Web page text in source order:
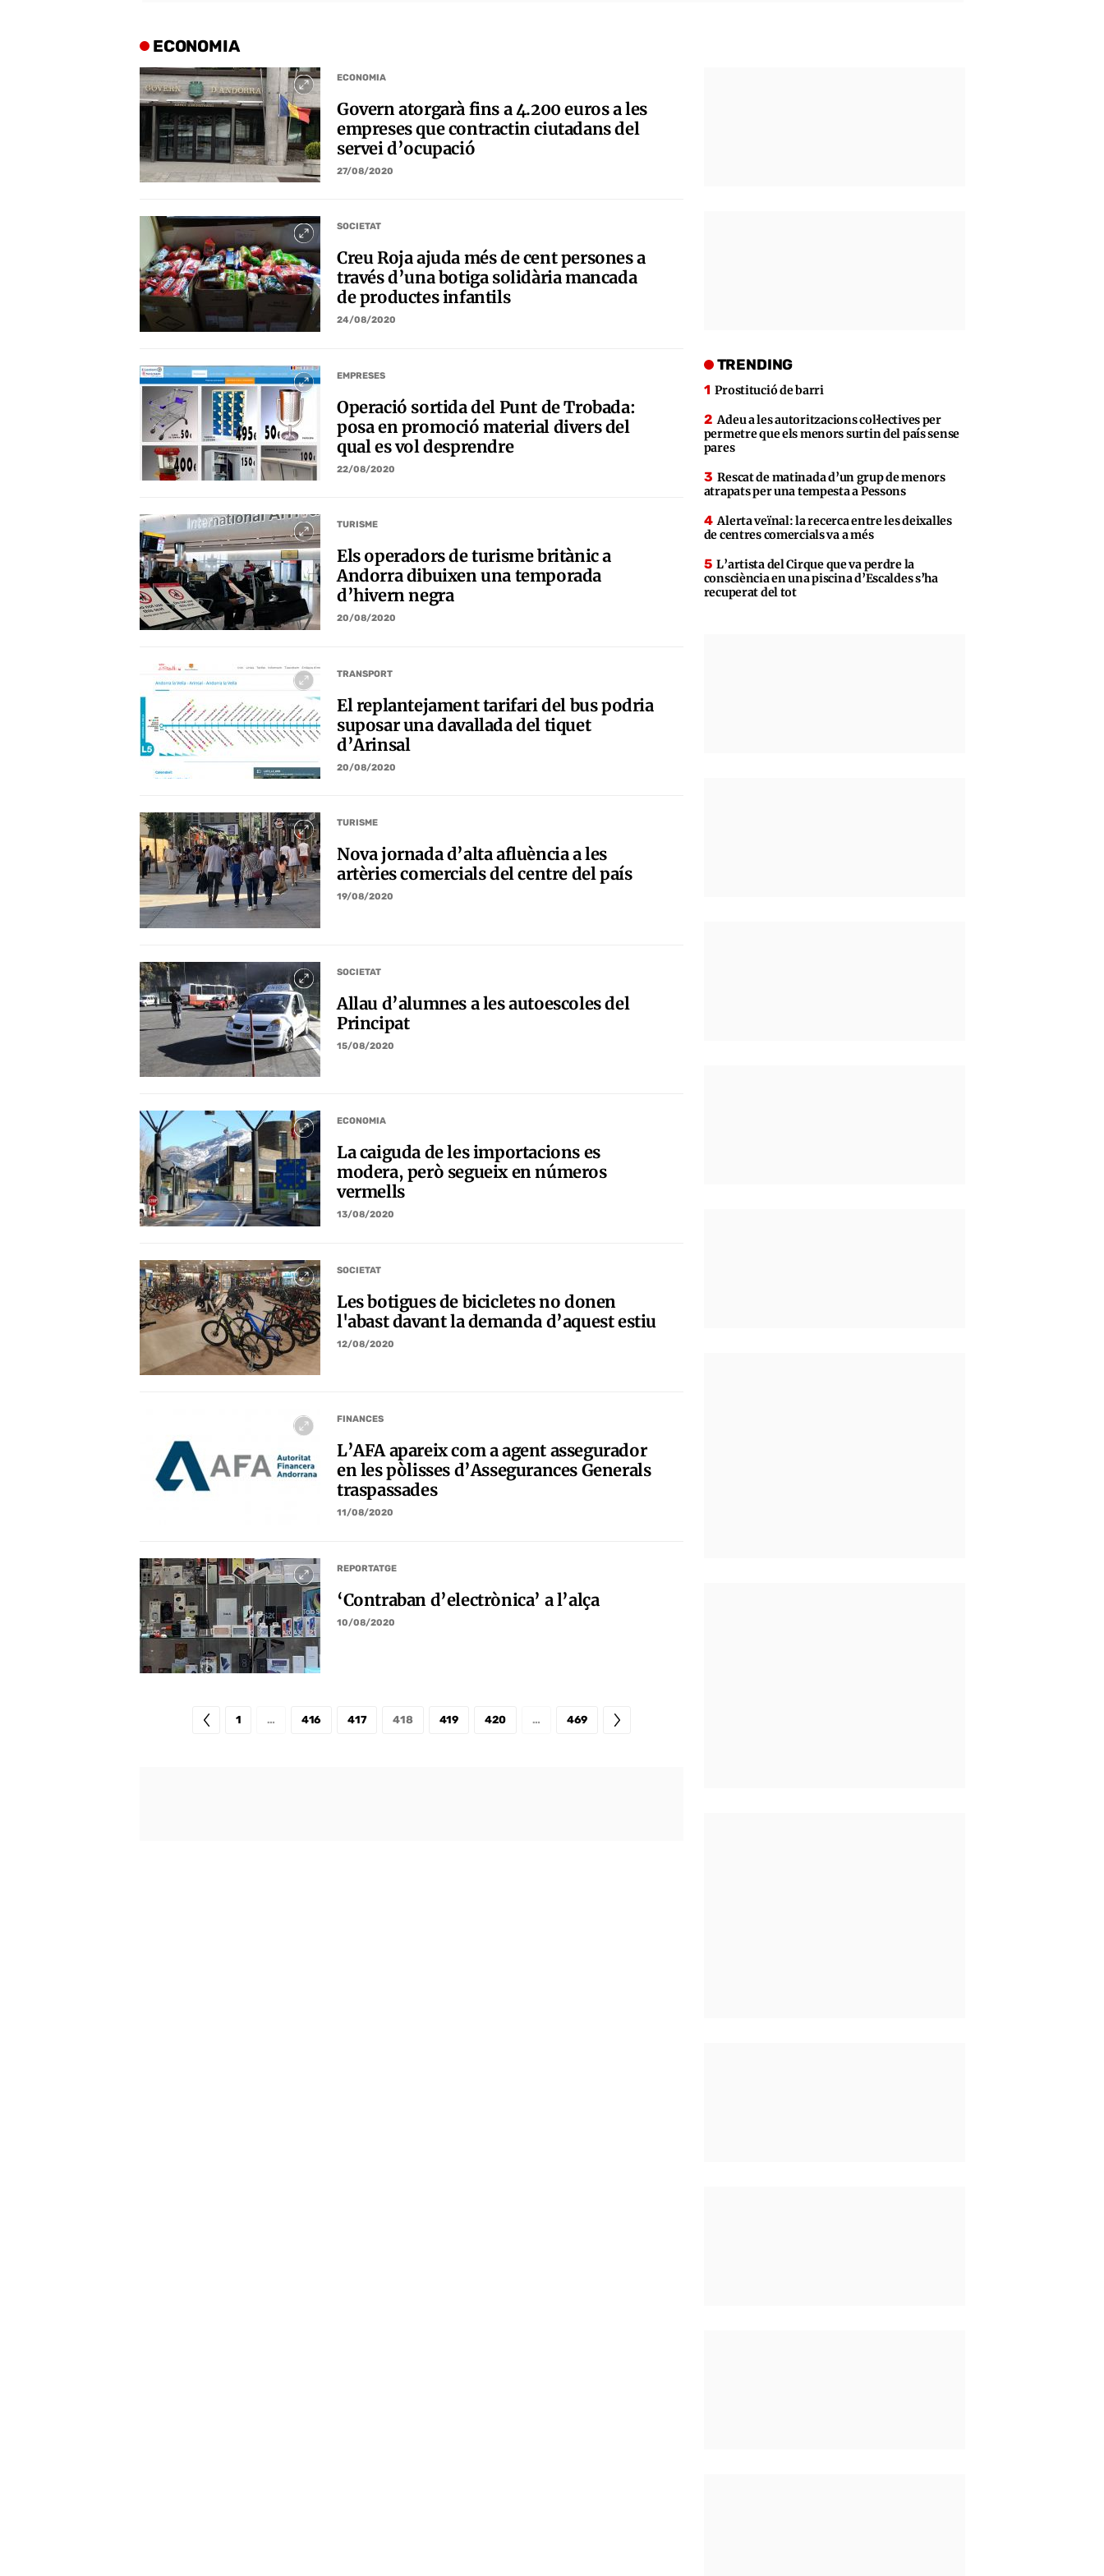
ECONOMIA
ECONOMIA
Govern atorgarà fins a 4.200 euros a les
empreses que contractin ciutadans del
servei d’ocupació
27/08/2020
SOCIETAT
Creu Roja ajuda més de cent persones a
través d’una botiga solidària mancada
de productes infantils
24/08/2020
EMPRESES
Operació sortida del Punt de Trobada:
posa en promoció material divers del
qual es vol desprendre
22/08/2020
TURISME
Els operadors de turisme britànic a
Andorra dibuixen una temporada
d’hivern negra
20/08/2020
TRANSPORT
El replantejament tarifari del bus podria
suposar una davallada del tiquet
d’Arinsal
20/08/2020
TURISME
Nova jornada d’alta afluència a les
artèries comercials del centre del país
19/08/2020
SOCIETAT
Allau d’alumnes a les autoescoles del
Principat
15/08/2020
ECONOMIA
La caiguda de les importacions es
modera, però segueix en números
vermells
13/08/2020
SOCIETAT
Les botigues de bicicletes no donen
l'abast davant la demanda d’aquest estiu
12/08/2020
FINANCES
L’AFA apareix com a agent assegurador
en les pòlisses d’Assegurances Generals
traspassades
11/08/2020
REPORTATGE
‘Contraban d’electrònica’ a l’alça
10/08/2020
1 … 416 417 418 419 420 … 469
TRENDING
Prostitució de barri
Adeu a les autoritzacions col·lectives per
permetre que els menors surtin del país sense
pares
Rescat de matinada d’un grup de menors
atrapats per una tempesta a Pessons
Alerta veïnal: la recerca entre les deixalles
de centres comercials va a més
L’artista del Cirque que va perdre la
consciència en una piscina d’Escaldes s’ha
recuperat del tot